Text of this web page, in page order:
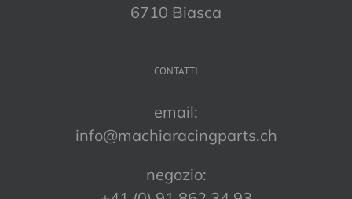
6710 Biasca
CONTATTI
email:
info@machiaracingparts.ch
negozio: